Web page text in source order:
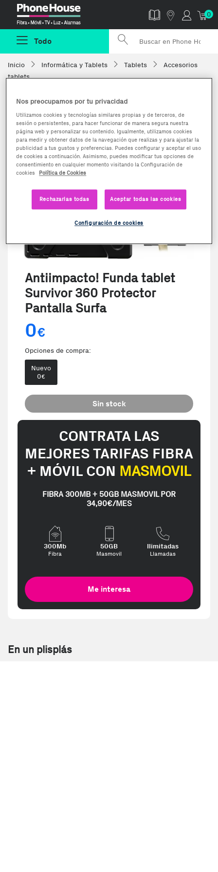
0
Todo
Inicio Informática y Tablets Tablets
Accesorios
tablets
Antiimpacto! Funda tablet
Survivor 360 Protector
Pantalla Surfa
0€
Opciones de compra:
Nuevo
0€
Sin stock
CONTRATA LAS
MEJORES TARIFAS FIBRA
+ MÓVIL CON MASMOVIL
FIBRA 300MB + 50GB MASMOVIL POR
34,90€/MES
300Mb
Fibra
50GB
Masmovil
Ilimitadas
Llamadas
Me interesa
En un plisplás
Nos preocupamos por tu privacidad
Utilizamos cookies y tecnologías similares propias y de terceros, de
sesión o persistentes, para hacer funcionar de manera segura nuestra
página web y personalizar su contenido. Igualmente, utilizamos cookies
para medir y obtener datos de la navegación que realizas y para ajustar la
publicidad a tus gustos y preferencias. Puedes configurar y aceptar el uso
de cookies a continuación. Asimismo, puedes modificar tus opciones de
consentimiento en cualquier momento visitando la Configuración de
cookies
Política de Cookies
Rechazarlas todas Aceptar todas las cookies
Configuración de cookies